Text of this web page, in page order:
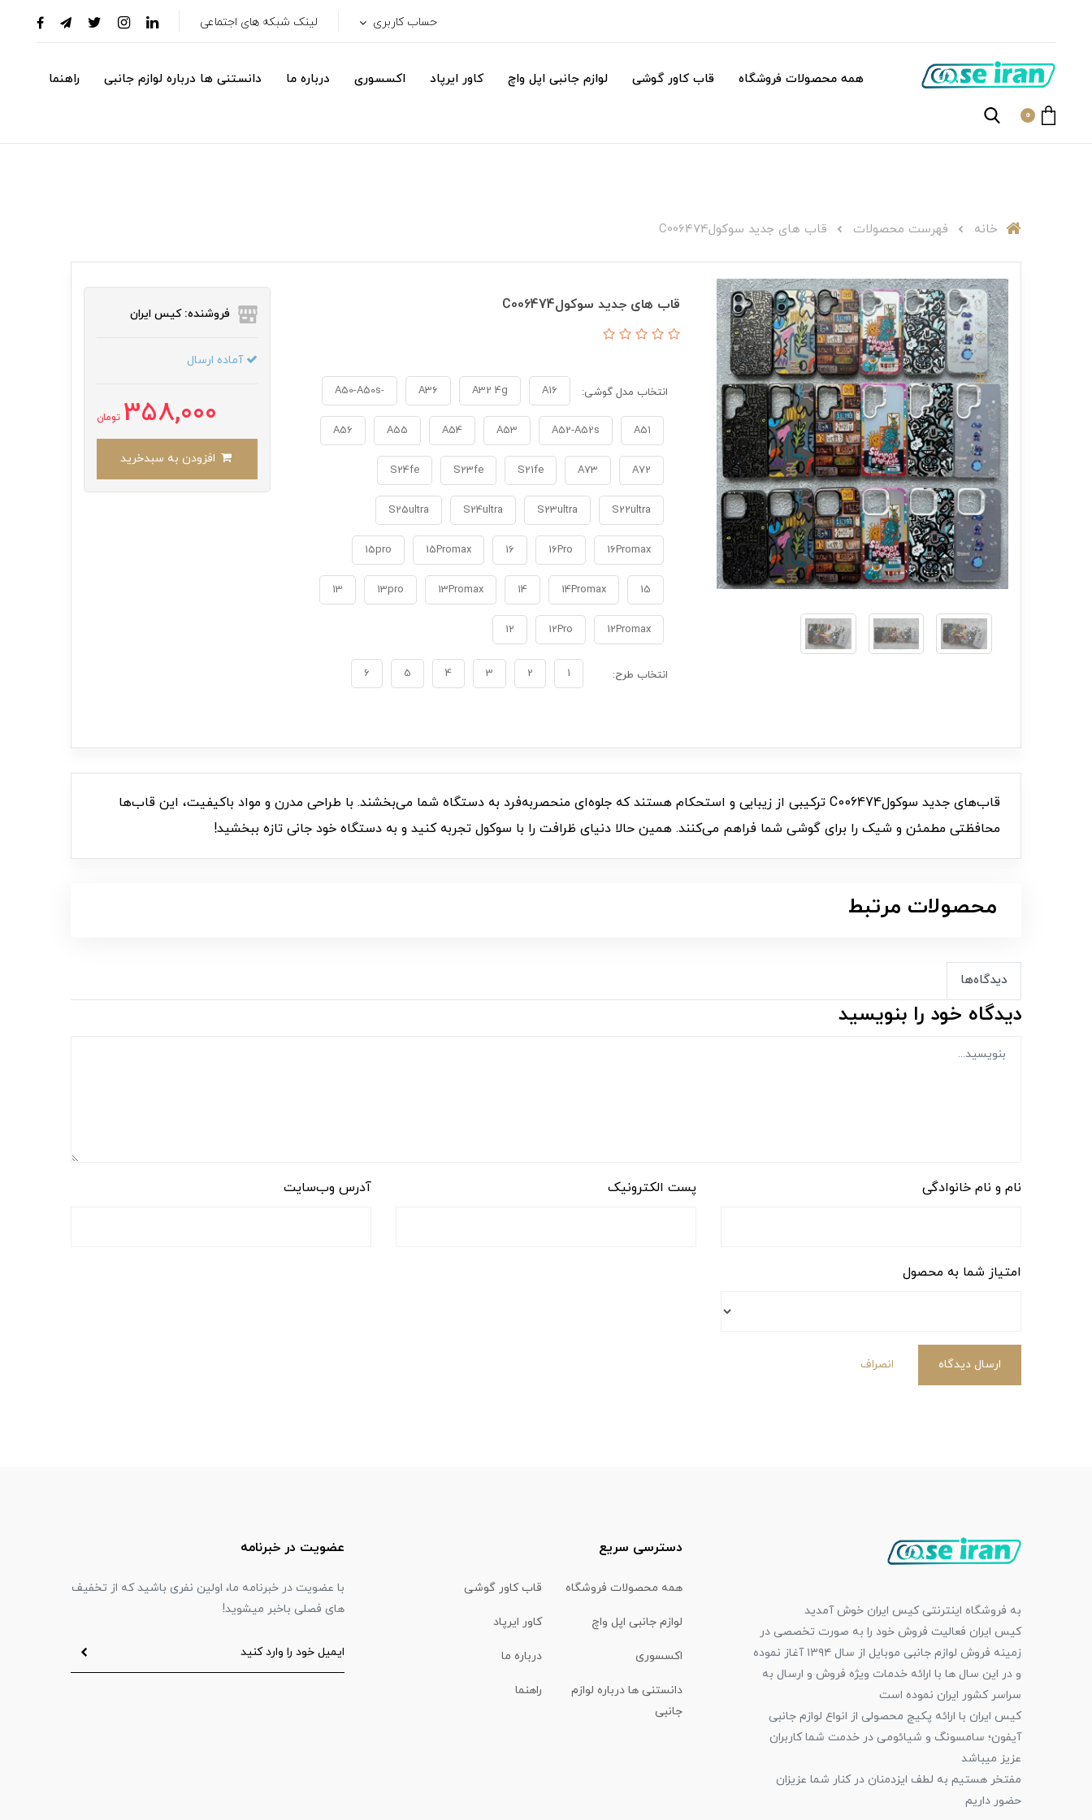
حساب کاربری لینک شبکه های اجتماعی
همه محصولات فروشگاه قاب کاور گوشی لوازم جانبی اپل واچ کاور ایرپاد اکسسوری درباره ما دانستنی ها درباره لوازم جانبی راهنما
0
خانه فهرست محصولات قاب های جدید سوکولC006474
قاب های جدید سوکولC006474
انتخاب مدل گوشی: A16
A32 4g
A36
-A50-A50s
A51
A52-A52s
A53
A54
A55
A56
A72
A73
S21fe
S23fe
S24fe
S22ultra
S23ultra
S24ultra
S25ultra
16Promax
16Pro
16
15Promax
15pro
15
14Promax
14
13Promax
13pro
13
12Promax
12Pro
12
انتخاب طرح: 1
2
3
4
5
6
فروشنده: کیس ایران
آماده ارسال
358,000 تومان
قاب‌های جدید سوکولC006474 ترکیبی از زیبایی و استحکام هستند که جلوه‌ای منحصربه‌فرد به دستگاه شما می‌بخشند. با طراحی مدرن و مواد باکیفیت، این قاب‌ها
محافظتی مطمئن و شیک را برای گوشی‌ شما فراهم می‌کنند. همین حالا دنیای ظرافت را با سوکول تجربه کنید و به دستگاه خود جانی تازه ببخشید!
محصولات مرتبط
دیدگاه‌ها
دیدگاه خود را بنویسید
نام و نام خانوادگی پست الکترونیک آدرس وب‌سایت
امتیاز شما به محصول
ارسال دیدگاه انصراف
به فروشگاه اینترنتی کیس ایران خوش آمدید
کیس ایران فعالیت فروش خود را به صورت تخصصی در
زمینه فروش لوازم جانبی موبایل از سال ۱۳۹۴ آغاز نموده
و در این سال ها با ارائه خدمات ویژه فروش و ارسال به
سراسر کشور ایران نموده است
کیس ایران با ارائه پکیج محصولی از انواع لوازم جانبی
آیفون؛ سامسونگ و شیائومی در خدمت شما کاربران
عزیز میباشد
مفتخر هستیم به لطف ایزدمنان در کنار شما عزیزان
حضور داریم
دسترسی سریع
همه محصولات فروشگاه قاب کاور گوشی
لوازم جانبی اپل واچ کاور ایرپاد
اکسسوری درباره ما
دانستنی ها درباره لوازم
جانبی
راهنما
عضویت در خبرنامه
با عضویت در خبرنامه ما، اولین نفری باشید که از تخفیف
های فصلی باخبر میشوید!